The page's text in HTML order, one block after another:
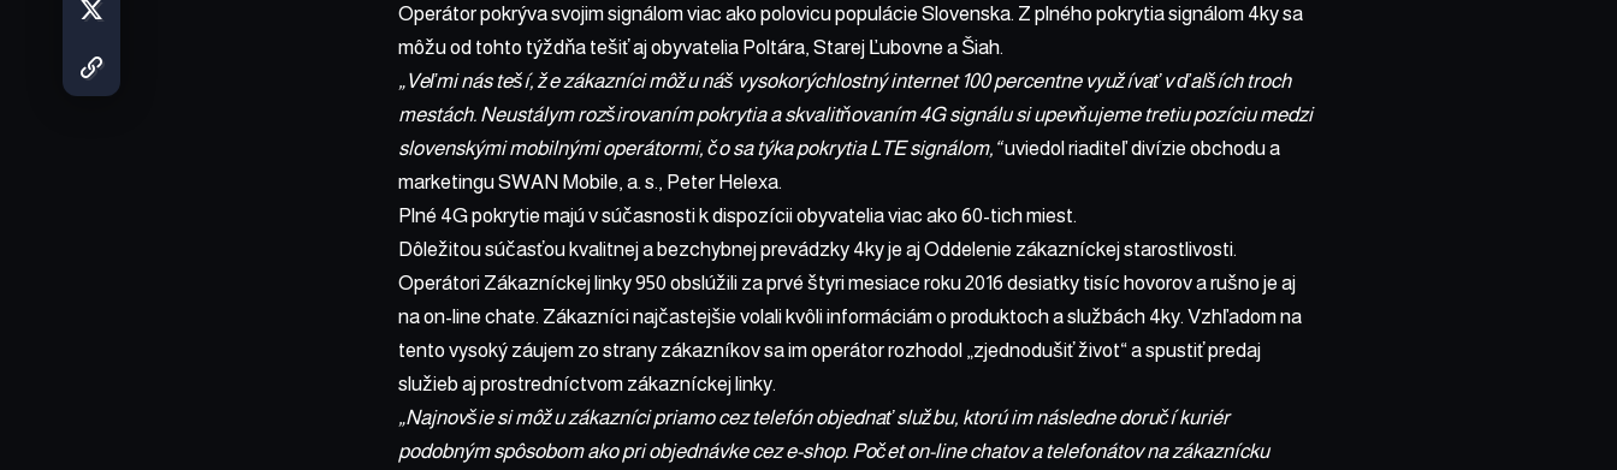
Operátor pokrýva svojim signálom viac ako polovicu populácie Slovenska. Z plného pokrytia signálom 4ky sa
môžu od tohto týždňa tešiť aj obyvatelia Poltára, Starej Ľubovne a Šiah.
„Veľmi nás teší, že zákazníci môžu náš vysokorýchlostný internet 100 percentne využívať v ďalších troch
mestách. Neustálym rozširovaním pokrytia a skvalitňovaním 4G signálu si upevňujeme tretiu pozíciu medzi
slovenskými mobilnými operátormi, čo sa týka pokrytia LTE signálom,“uviedol riaditeľ divízie obchodu a
marketingu SWAN Mobile, a. s., Peter Helexa.
Plné 4G pokrytie majú v súčasnosti k dispozícii obyvatelia viac ako 60-tich miest.
Dôležitou súčasťou kvalitnej a bezchybnej prevádzky 4ky je aj Oddelenie zákazníckej starostlivosti.
Operátori Zákazníckej linky 950 obslúžili za prvé štyri mesiace roku 2016 desiatky tisíc hovorov a rušno je aj
na on-line chate. Zákazníci najčastejšie volali kvôli informáciám o produktoch a službách 4ky. Vzhľadom na
tento vysoký záujem zo strany zákazníkov sa im operátor rozhodol „zjednodušiť život“ a spustiť predaj
služieb aj prostredníctvom zákazníckej linky.
„Najnovšie si môžu zákazníci priamo cez telefón objednať službu, ktorú im následne doručí kuriér
podobným spôsobom ako pri objednávke cez e-shop. Počet on-line chatov a telefonátov na zákaznícku